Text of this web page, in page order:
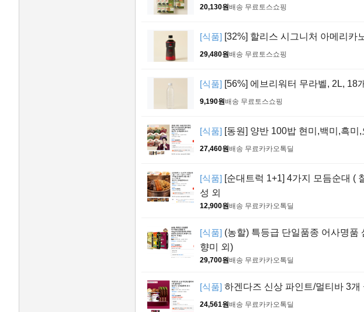
20,130원배송 무료토스쇼핑
[식품] [32%] 할리스 시그니처 아메리카
29,480원배송 무료토스쇼핑
[식품] [56%] 에브리워터 무라벨, 2L, 18
9,190원배송 무료토스쇼핑
[식품] [동원] 양반 100밥 현미,백미,흑미
27,460원배송 무료카카오톡딜
[식품] [순대트럭 1+1] 4가지 모듬순대 (
성 외
12,900원배송 무료카카오톡딜
[식품] (농할) 특등급 단일품종 어사명품
향미 외)
29,700원배송 무료카카오톡딜
[식품] 하겐다즈 신상 파인트/멀티바 3개
24,561원배송 무료카카오톡딜